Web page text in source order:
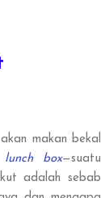
makan bekal
lunch box—suatu
adalah sebab